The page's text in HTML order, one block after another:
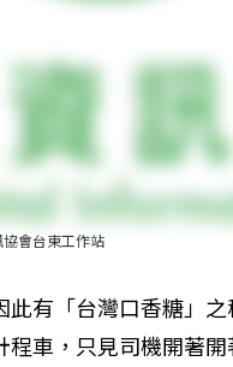
會台東工作站
有「台灣口香糖」
車，只見司機開著